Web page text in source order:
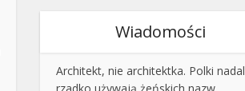
Wiadomości
Architekt, nie architektka. Polki nadal